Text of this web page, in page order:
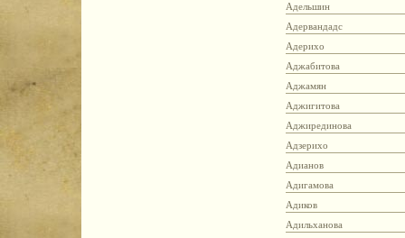
Адельшин
Адервандадс
Адерихо
Аджабитова
Аджамян
Аджигитова
Аджирединова
Адзерихо
Адианов
Адигамова
Адиков
Адильханова